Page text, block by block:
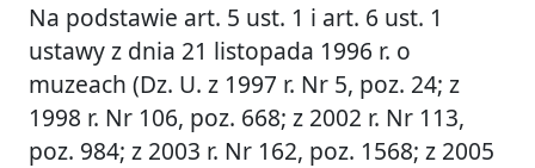
Na podstawie art. 5 ust. 1 i art. 6 ust. 1
ustawy z dnia 21 listopada 1996 r. o
muzeach (Dz. U. z 1997 r. Nr 5, poz. 24; z
1998 r. Nr 106, poz. 668; z 2002 r. Nr 113,
poz. 984; z 2003 r. Nr 162, poz. 1568; z 2005